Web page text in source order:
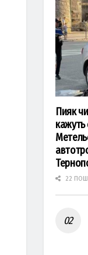
Пияк
кажуть
22